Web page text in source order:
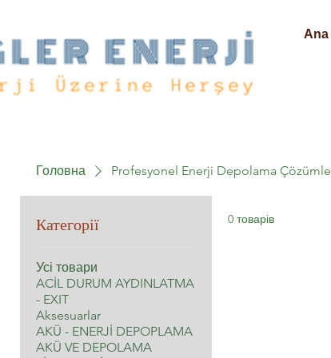
Ana
Головна Profesyonel Enerji Depolama
Категорії
Усі товари
ACİL DURUM AYDINLATMA
- EXIT
Aksesuarlar
AKÜ - ENERJİ DEPOPLAMA
AKÜ VE DEPOLAMA
0 товарів